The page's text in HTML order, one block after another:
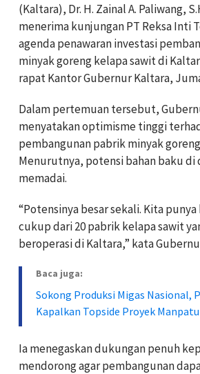
(Kaltara), Dr. H. Zainal A. Paliwang,
menerima kunjungan PT Reksa Inti
agenda penawaran investasi
minyak goreng kelapa sawit di
rapat Kantor Gubernur Kaltara,
Dalam pertemuan tersebut,
menyatakan optimisme tinggi
pembangunan pabrik minyak
Menurutnya, potensi bahan baku di
memadai.
“Potensinya besar sekali. Kita
cukup dari 20 pabrik kelapa sawit
beroperasi di Kaltara,” kata
Baca juga:
Sokong Produksi Migas Nasional,
Kapalkan Topside Proyek Manpatu
Ia menegaskan dukungan penuh
mendorong agar pembangunan